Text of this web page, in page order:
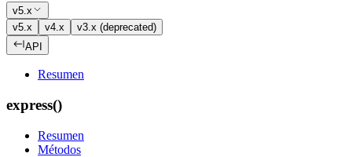
v5.x
v5.x
v4.x
v3.x (deprecated)
API
Resumen
express()
Resumen
Métodos